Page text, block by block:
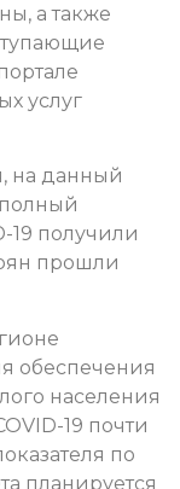
а также
услуг
на данный
19 получили
прошли
обеспечения
населения
19 почти
по
планируется